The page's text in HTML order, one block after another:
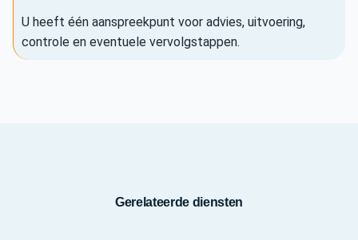
U heeft één aanspreekpunt voor advies, uitvoering,
controle en eventuele vervolgstappen.
Gerelateerde diensten